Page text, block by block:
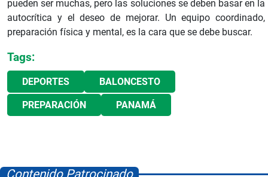
pueden ser muchas, pero las soluciones se deben basar en la
autocrítica y el deseo de mejorar. Un equipo coordinado,
preparación física y mental, es la cara que se debe buscar.
Tags:
DEPORTES BALONCESTO
PREPARACIÓN PANAMÁ
Contenido Patrocinado